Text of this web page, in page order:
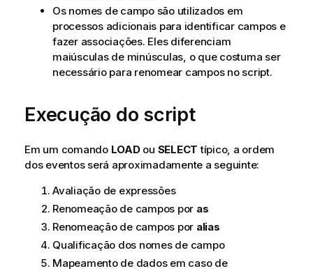
Os nomes de campo são utilizados em
processos adicionais para identificar campos e
fazer associações. Eles diferenciam
maiúsculas de minúsculas, o que costuma ser
necessário para renomear campos no script.
Execução do script
Em um comando LOADou SELECT típico, a ordem
dos eventos será aproximadamente a seguinte:
Avaliação de expressões
Renomeação de campos por as
Renomeação de campos por alias
Qualificação dos nomes de campo
Mapeamento de dados em caso de